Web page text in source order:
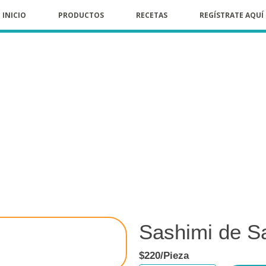
INICIO PRODUCTOS RECETAS REGÍSTRATE AQUÍ
Sashimi de
$220/Pieza